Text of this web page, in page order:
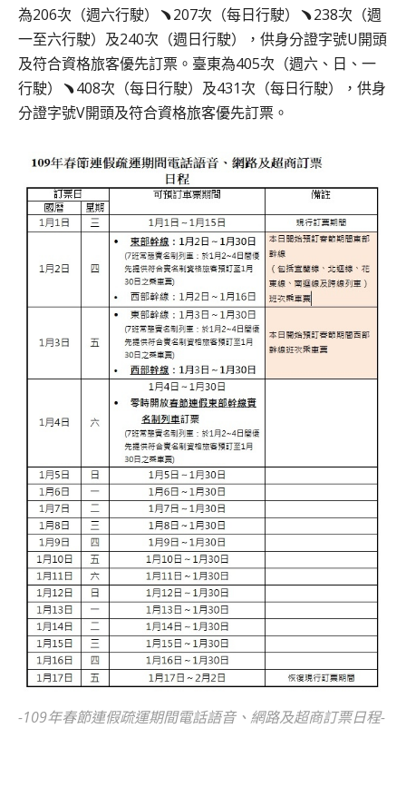
為206次（週六行駛）﹅207次（每日行駛）﹅238次（週
一至六行駛）及240次（週日行駛），供身分證字號U開頭
及符合資格旅客優先訂票。臺東為405次（週六、日、一
行駛）﹅408次（每日行駛）及431次（每日行駛），供身
分證字號V開頭及符合資格旅客優先訂票。
-109年春節連假疏運期間電話語音、網路及超商訂票日程-